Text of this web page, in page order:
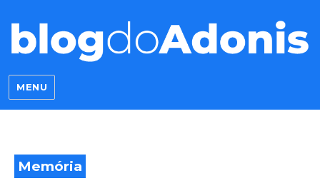
Blog do Adonis
MENU
Memória